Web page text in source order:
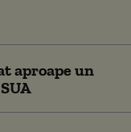
aproape un